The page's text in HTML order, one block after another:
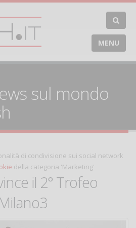
MENU
sul mondo
di condivisione sui social network
della categoria 'Marketing'
il 2° Trofeo